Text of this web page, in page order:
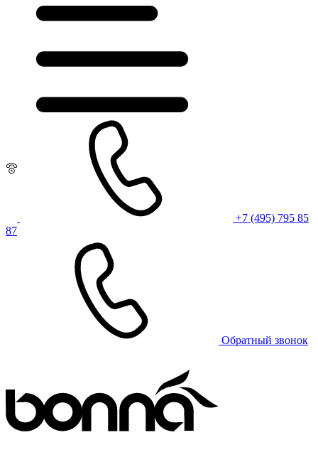
+7 (495) 795 85
87
Обратный звонок